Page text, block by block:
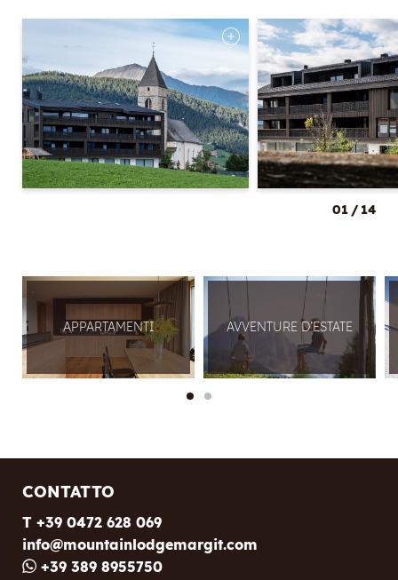
01 / 14
APPARTAMENTI AVVENTURE D’ESTATE
CONTATTO
T +39 0472 628 069
info@mountainlodgemargit.com
+39 389 8955750